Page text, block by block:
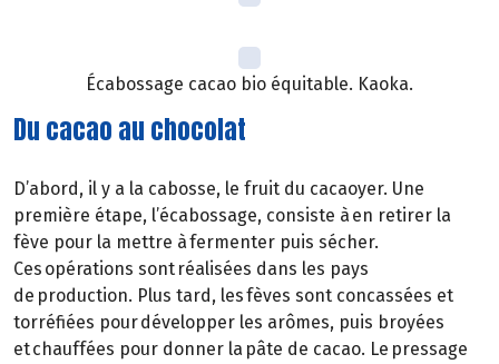
Écabossage cacao bio équitable. Kaoka.
Du cacao au chocolat
D’abord, il y a la cabosse, le fruit du cacaoyer. Une
première étape, l’écabossage, consiste à en retirer la
fève pour la mettre à fermenter puis sécher.
Ces opérations sont réalisées dans les pays
de production. Plus tard, les fèves sont concassées et
torréfiées pour développer les arômes, puis broyées
et chauffées pour donner la pâte de cacao. Le pressage